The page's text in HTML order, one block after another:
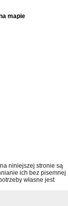
mapie
niniejszej stronie są
ich bez pisemnej
własne jest